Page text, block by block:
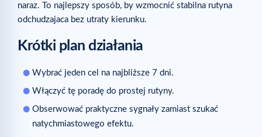
naraz. To najlepszy sposób, by wzmocnić stabilna rutyna
odchudzajaca bez utraty kierunku.
Krótki plan działania
Wybrać jeden cel na najbliższe 7 dni.
Włączyć tę poradę do prostej rutyny.
Obserwować praktyczne sygnały zamiast szukać
natychmiastowego efektu.